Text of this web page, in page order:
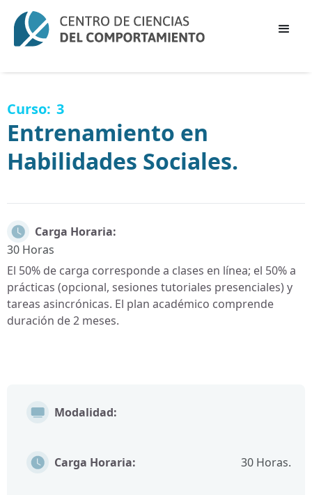
Curso: 3
Entrenamiento en
Habilidades Sociales.
Carga Horaria:
30 Horas
El 50% de carga corresponde a clases en línea; el 50% a
prácticas (opcional, sesiones tutoriales presenciales) y
tareas asincrónicas. El plan académico comprende
duración de 2 meses.
Modalidad:
Carga Horaria: 30 Horas.